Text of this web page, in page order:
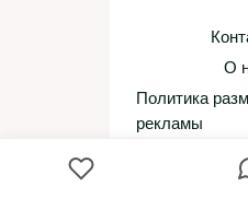
О
Политика
рекламы
Политика